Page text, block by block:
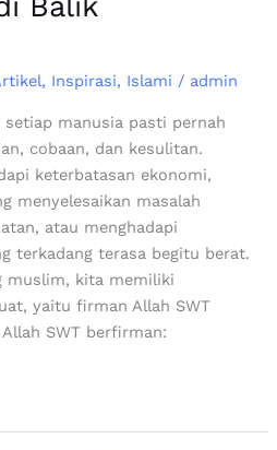
, Inspirasi, Islami / admin
manusia pasti pernah
cobaan, dan kesulitan.
keterbatasan ekonomi,
menyelesaikan masalah
atau menghadapi
terkadang terasa begitu berat.
muslim, kita memiliki
yaitu firman Allah SWT
SWT berfirman: